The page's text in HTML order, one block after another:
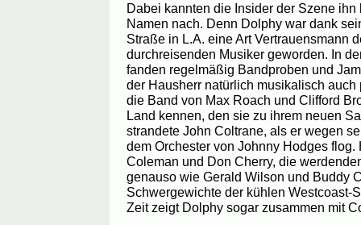
Dabei kannten die Insider der Szene ihn
Namen nach. Denn Dolphy war dank
Straße in L.A. eine Art Vertrauensmann
durchreisenden Musiker geworden. In
fanden regelmäßig Bandproben und
der Hausherr natürlich musikalisch
die Band von Max Roach und Clifford
Land kennen, den sie zu ihrem neuen
strandete John Coltrane, als er wegen
dem Orchester von Johnny Hodges flog.
Coleman und Don Cherry, die
genauso wie Gerald Wilson und Buddy
Schwergewichte der kühlen Westcoast-
Zeit zeigt Dolphy sogar zusammen mit